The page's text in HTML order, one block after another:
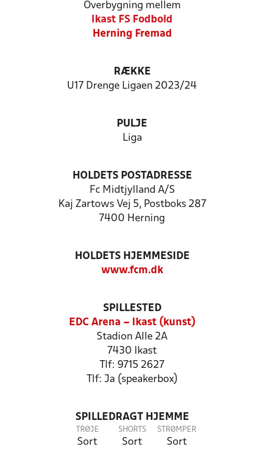
Overbygning mellem
Ikast FS Fodbold
Herning Fremad
RÆKKE
U17 Drenge Ligaen 2023/24
PULJE
Liga
HOLDETS POSTADRESSE
Fc Midtjylland A/S
Kaj Zartows Vej 5, Postboks 287
7400 Herning
HOLDETS HJEMMESIDE
www.fcm.dk
SPILLESTED
EDC Arena – Ikast (kunst)
Stadion Alle 2A
7430 Ikast
Tlf: 9715 2627
Tlf: Ja (speakerbox)
SPILLEDRAGT HJEMME
TRØJE
Sort
SHORTS
Sort
STRØMPER
Sort